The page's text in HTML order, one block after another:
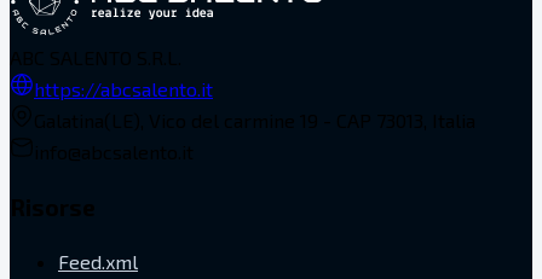
https://abcsalento.it
Feed.xml